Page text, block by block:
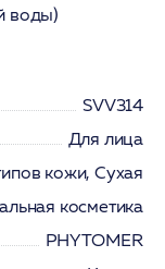
воды)
SVV314
Для лица
кожи, Сухая
косметика
PHYTOMER